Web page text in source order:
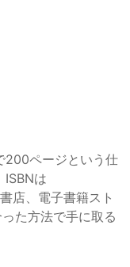
200ページという仕
ISBNは
店、電子書籍スト
た方法で手に取る